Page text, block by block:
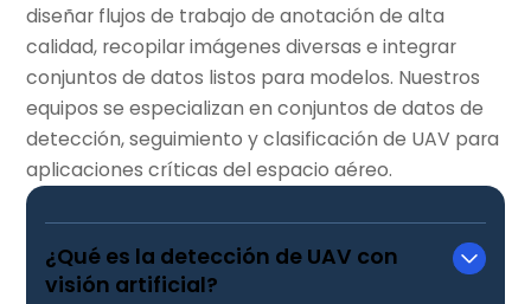
diseñar flujos de trabajo de anotación de alta
calidad, recopilar imágenes diversas e integrar
conjuntos de datos listos para modelos. Nuestros
equipos se especializan en conjuntos de datos de
detección, seguimiento y clasificación de UAV para
aplicaciones críticas del espacio aéreo.
¿Qué es la detección de UAV con
visión artificial?